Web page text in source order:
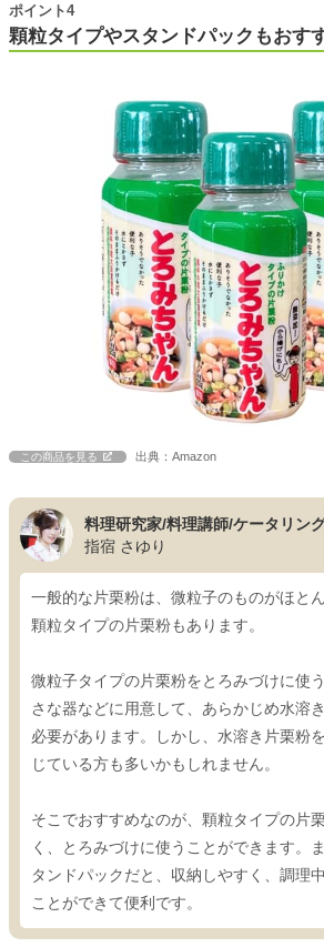
顆粒タイプやスタンドパックもおす
ポイント4
この商品を見る 出典：Amazon
料理研究家/料理講師/ケータリン
指宿 さゆり
一般的な片栗粉は、微粒子のものがほと
顆粒タイプの片栗粉もあります。
微粒子タイプの片栗粉をとろみづけに使
さな器などに用意して、あらかじめ水溶
必要があります。しかし、水溶き片栗粉
じている方も多いかもしれません。
そこでおすすめなのが、顆粒タイプの片
く、とろみづけに使うことができます。
タンドパックだと、収納しやすく、調理
ことができて便利です。